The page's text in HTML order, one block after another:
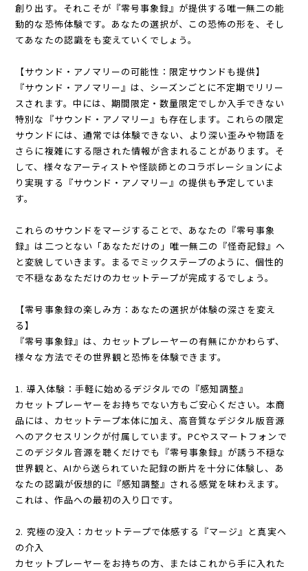
創り出す。それこそが『零号事象録』が提供する唯一無二の能
動的な恐怖体験です。あなたの選択が、この恐怖の形を、そし
てあなたの認識をも変えていくでしょう。
【サウンド・アノマリーの可能性：限定サウンドも提供】
『サウンド・アノマリー』は、シーズンごとに不定期でリリー
スされます。中には、期間限定・数量限定でしか入手できない
特別な『サウンド・アノマリー』も存在します。これらの限定
サウンドには、通常では体験できない、より深い歪みや物語を
さらに複雑にする隠された情報が含まれることがあります。そ
して、様々なアーティストや怪談師とのコラボレーションによ
り実現する『サウンド・アノマリー』の提供も予定していま
す。
これらのサウンドをマージすることで、あなたの『零号事象
録』は二つとない「あなただけの」唯一無二の『怪奇記録』へ
と変貌していきます。まるでミックステープのように、個性的
で不穏なあなただけのカセットテープが完成するでしょう。
【零号事象録の楽しみ方：あなたの選択が体験の深さを変え
る】
『零号事象録』は、カセットプレーヤーの有無にかかわらず、
様々な方法でその世界観と恐怖を体験できます。
1. 導入体験：手軽に始めるデジタルでの『感知調整』
カセットプレーヤーをお持ちでない方もご安心ください。本商
品には、カセットテープ本体に加え、高音質なデジタル版音源
へのアクセスリンクが付属しています。PCやスマートフォンで
このデジタル音源を聴くだけでも『零号事象録』が誘う不穏な
世界観と、AIから送られていた記録の断片を十分に体験し、あ
なたの認識が仮想的に『感知調整』される感覚を味わえます。
これは、作品への最初の入り口です。
2. 究極の没入：カセットテープで体感する『マージ』と真実へ
の介入
カセットプレーヤーをお持ちの方、またはこれから手に入れた